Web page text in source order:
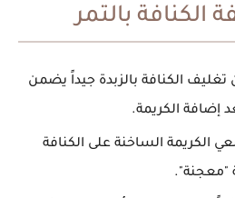
الكنافة بالتمر
تغليف الكنافة بالزبدة جيداً يضمن
إضافة الكريمة.
الكريمة الساخنة على الكنافة
"معجنة".